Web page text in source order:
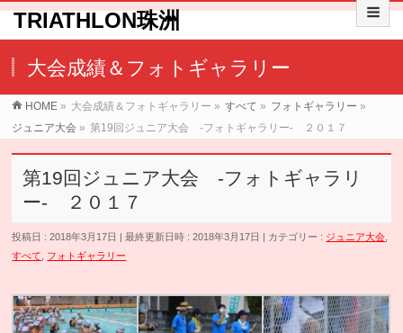
TRIATHLON珠洲
大会成績＆フォトギャラリー
HOME » 大会成績＆フォトギャラリー » すべて » フォトギャラリー »
ジュニア大会 » 第19回ジュニア大会 -フォトギャラリー- ２０１７
第19回ジュニア大会 -フォトギャラリ
ー- ２０１７
投稿日 : 2018年3月17日 最終更新日時 : 2018年3月17日 カテゴリー : ジュニア大会
すべて
フォトギャラリー